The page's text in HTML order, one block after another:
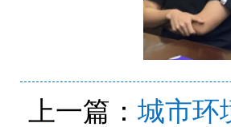
上一篇： 城市环